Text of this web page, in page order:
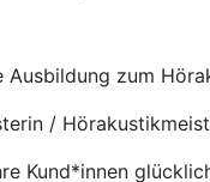
Ausbildung zum
/
Kund*innen